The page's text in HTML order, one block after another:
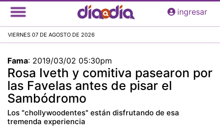
Pasar
al
principal
ingresar
VIERNES 07 DE AGOSTO DE 2026
Fama: 2019/03/02 05:30pm
Rosa Iveth y comitiva pasearon por
las Favelas antes de pisar el
Sambódromo
Los "chollywoodentes" están disfrutando de esa
tremenda experiencia